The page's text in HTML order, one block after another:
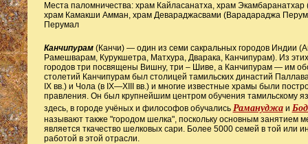
Места паломничества: храм Кайласанатха, храм
храм Камакши Амман, храм Девараджасвами (Варадараджа
Перумал
Канчипурам(Канчи) — один из семи сакральных городов Индии
Рамешварам, Курукшетра, Матхура, Дварака, Канчипурам). Из
городов три посвящены Вишну, три – Шиве, а Канчипурам — им
столетий Канчипурам был столицей тамильских династий
IX вв.) и Чола (в IX—XIII вв.) и многие известные храмы были
правления. Он был крупнейшим центром обучения тамильскому
здесь, в городе учёных и философов обучались Рамануджаи
называют также "городом шелка", поскольку основным занятием
является ткачество шелковых сари. Более 5000 семей в той или
работой в этой отрасли.